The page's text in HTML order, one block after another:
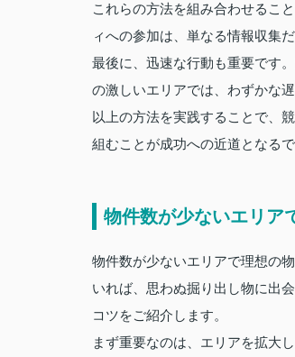
これらの方法を組み合わせるこ
ィへの参加は、単なる情報収集
最後に、迅速な行動も重要です
の激しいエリアでは、わずかな
以上の方法を実践することで、
組むことが成功への近道となるで
物件数が少ないエリア
物件数が少ないエリアで理想の
いれば、思わぬ掘り出し物に出
コツをご紹介します。
まず重要なのは、エリアを拡大